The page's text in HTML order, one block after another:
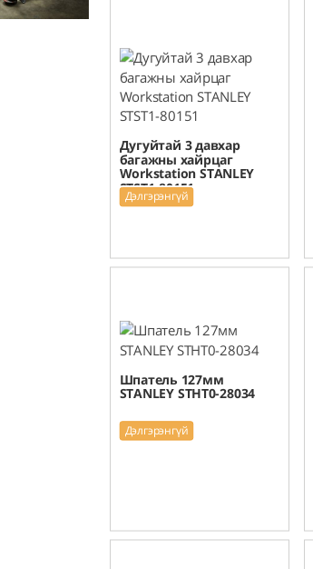
Дугуйтай 3 давхар
багажны хайрцаг
Workstation STANLEY
STST1-80151
Дэлгэрэнгүй
Шпатель 127мм
STANLEY STHT0-28034
Дэлгэрэнгүй